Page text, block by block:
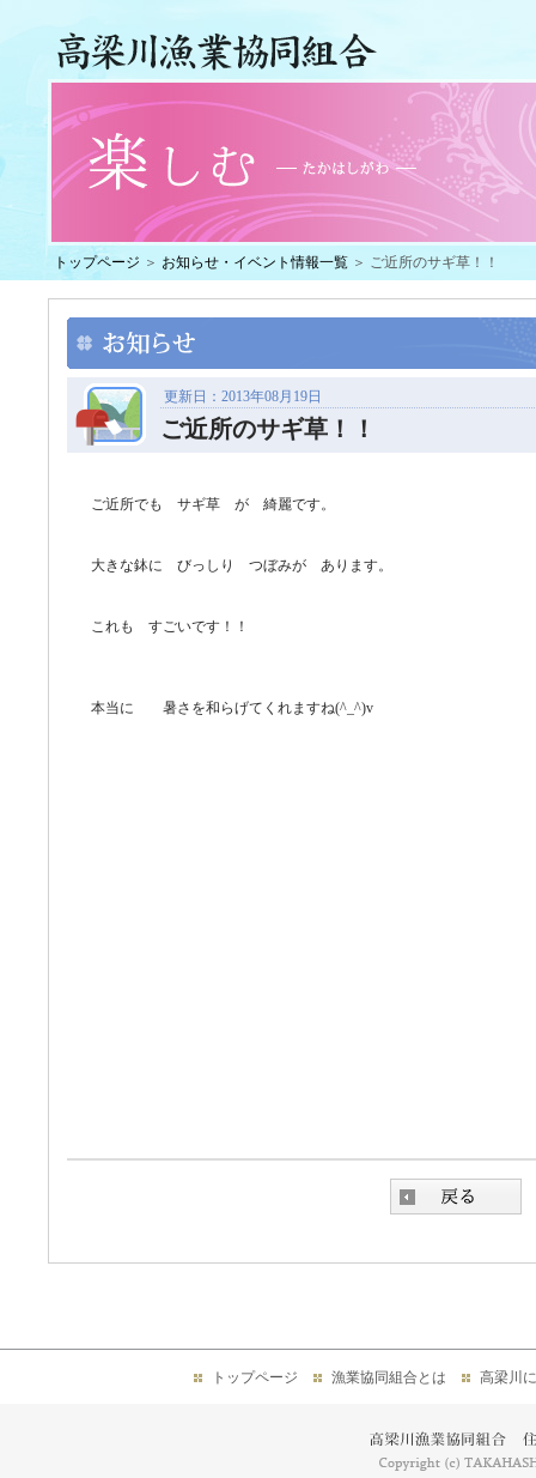
トップページ ＞ お知らせ・イベント情報一覧 ＞ ご近所のサギ草！！
更新日：2013年08月19日
ご近所のサギ草！！
ご近所でも サギ草 が 綺麗です。
大きな鉢に びっしり つぼみが あります。
これも すごいです！！
本当に 暑さを和らげてくれますね(^_^)v
トップページ 漁業協同組合とは 高梁川